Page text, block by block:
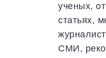
ученых,
статьях,
СМИ,